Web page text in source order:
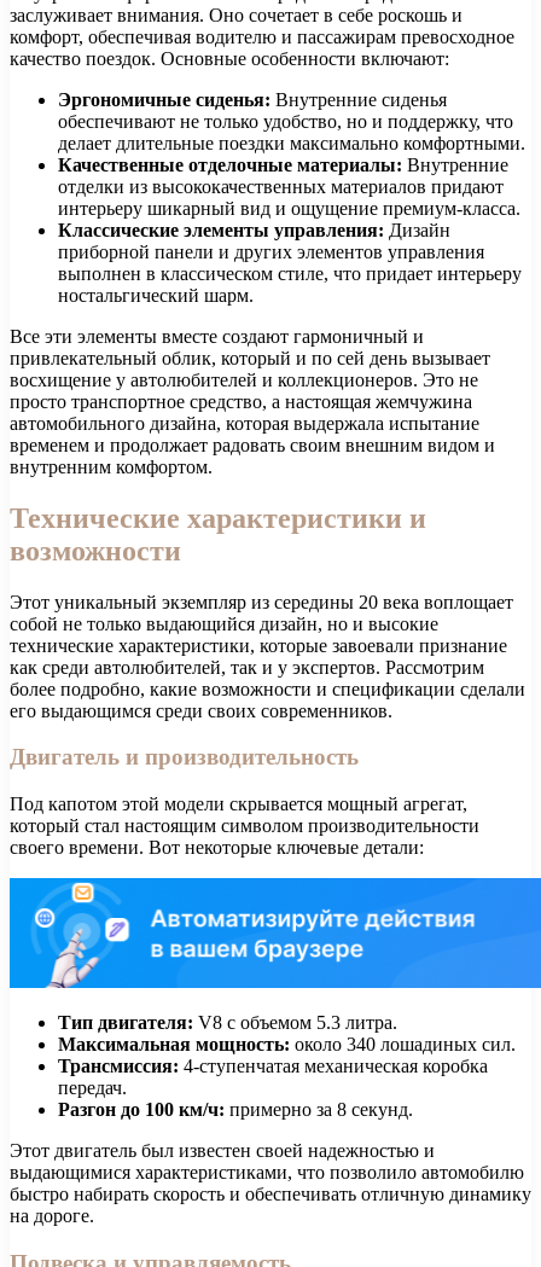
заслуживает внимания. Оно сочетает в себе роскошь и
комфорт, обеспечивая водителю и пассажирам превосходное
качество поездок. Основные особенности включают:
Эргономичные сиденья: Внутренние сиденья
обеспечивают не только удобство, но и поддержку, что
делает длительные поездки максимально комфортными.
Качественные отделочные материалы: Внутренние
отделки из высококачественных материалов придают
интерьеру шикарный вид и ощущение премиум-класса.
Классические элементы управления: Дизайн
приборной панели и других элементов управления
выполнен в классическом стиле, что придает интерьеру
ностальгический шарм.
Все эти элементы вместе создают гармоничный и
привлекательный облик, который и по сей день вызывает
восхищение у автолюбителей и коллекционеров. Это не
просто транспортное средство, а настоящая жемчужина
автомобильного дизайна, которая выдержала испытание
временем и продолжает радовать своим внешним видом и
внутренним комфортом.
Технические характеристики и
возможности
Этот уникальный экземпляр из середины 20 века воплощает
собой не только выдающийся дизайн, но и высокие
технические характеристики, которые завоевали признание
как среди автолюбителей, так и у экспертов. Рассмотрим
более подробно, какие возможности и спецификации сделали
его выдающимся среди своих современников.
Двигатель и производительность
Под капотом этой модели скрывается мощный агрегат,
который стал настоящим символом производительности
своего времени. Вот некоторые ключевые детали:
Тип двигателя: V8 с объемом 5.3 литра.
Максимальная мощность: около 340 лошадиных сил.
Трансмиссия: 4-ступенчатая механическая коробка
передач.
Разгон до 100 км/ч: примерно за 8 секунд.
Этот двигатель был известен своей надежностью и
выдающимися характеристиками, что позволило автомобилю
быстро набирать скорость и обеспечивать отличную динамику
на дороге.